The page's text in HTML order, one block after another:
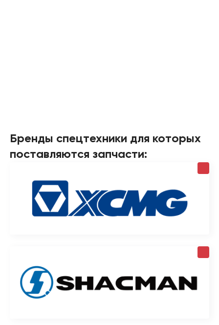
Бренды спецтехники для которых
поставляются запчасти: